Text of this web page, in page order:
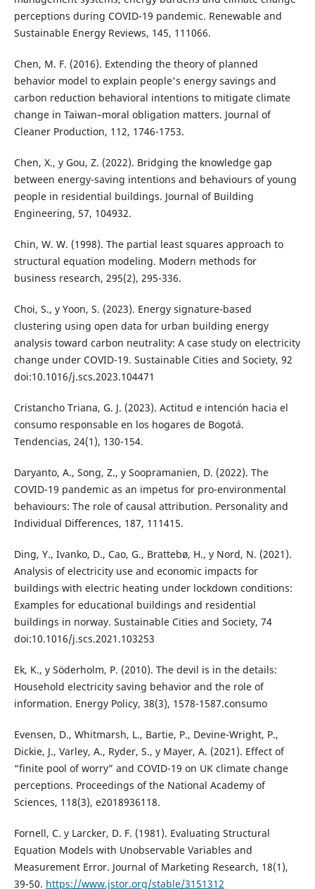
perceptions during COVID-19 pandemic. Renewable and
Sustainable Energy Reviews, 145, 111066.
Chen, M. F. (2016). Extending the theory of planned
behavior model to explain people's energy savings and
carbon reduction behavioral intentions to mitigate climate
change in Taiwan–moral obligation matters. Journal of
Cleaner Production, 112, 1746-1753.
Chen, X., y Gou, Z. (2022). Bridging the knowledge gap
between energy-saving intentions and behaviours of young
people in residential buildings. Journal of Building
Engineering, 57, 104932.
Chin, W. W. (1998). The partial least squares approach to
structural equation modeling. Modern methods for
business research, 295(2), 295-336.
Choi, S., y Yoon, S. (2023). Energy signature-based
clustering using open data for urban building energy
analysis toward carbon neutrality: A case study on electricity
change under COVID-19. Sustainable Cities and Society, 92
doi:10.1016/j.scs.2023.104471
Cristancho Triana, G. J. (2023). Actitud e intención hacia el
consumo responsable en los hogares de Bogotá.
Tendencias, 24(1), 130-154.
Daryanto, A., Song, Z., y Soopramanien, D. (2022). The
COVID-19 pandemic as an impetus for pro-environmental
behaviours: The role of causal attribution. Personality and
Individual Differences, 187, 111415.
Ding, Y., Ivanko, D., Cao, G., Brattebø, H., y Nord, N. (2021).
Analysis of electricity use and economic impacts for
buildings with electric heating under lockdown conditions:
Examples for educational buildings and residential
buildings in norway. Sustainable Cities and Society, 74
doi:10.1016/j.scs.2021.103253
Ek, K., y Söderholm, P. (2010). The devil is in the details:
Household electricity saving behavior and the role of
information. Energy Policy, 38(3), 1578-1587.consumo
Evensen, D., Whitmarsh, L., Bartie, P., Devine-Wright, P.,
Dickie, J., Varley, A., Ryder, S., y Mayer, A. (2021). Effect of
“finite pool of worry” and COVID-19 on UK climate change
perceptions. Proceedings of the National Academy of
Sciences, 118(3), e2018936118.
Fornell, C. y Larcker, D. F. (1981). Evaluating Structural
Equation Models with Unobservable Variables and
Measurement Error. Journal of Marketing Research, 18(1),
39-50. https://www.jstor.org/stable/3151312